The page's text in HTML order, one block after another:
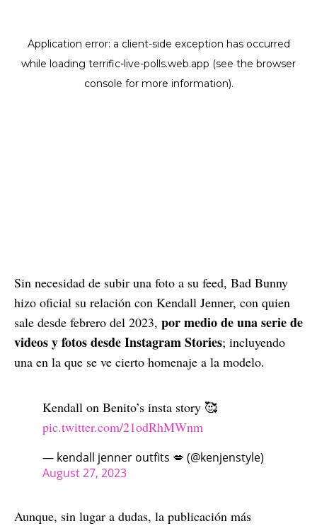
Sin necesidad de subir una foto a su feed, Bad Bunny
hizo oficial su relación con Kendall Jenner, con quien
sale desde febrero del 2023, por medio de una serie de
videos y fotos desde Instagram Stories; incluyendo
una en la que se ve cierto homenaje a la modelo.
Kendall on Benito’s insta story 🥰
pic.twitter.com/21odRhMWnm
— kendall jenner outfits 💋 (@kenjenstyle)
August 27, 2023
Aunque, sin lugar a dudas, la publicación más